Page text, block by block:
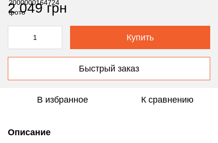
2 049 грн
Купить
Быстрый заказ
В избранное К сравнению
Описание